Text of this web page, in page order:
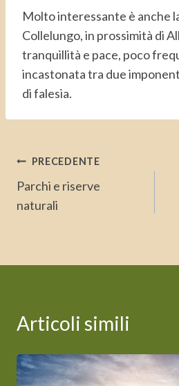
Molto interessante è anche
Collelungo, in prossimità di
tranquillità e pace, poco
incastonata tra due
di falesia.
Navigazione
articoli
PRECEDENTE
Parchi e riserve
naturali
Articoli simili